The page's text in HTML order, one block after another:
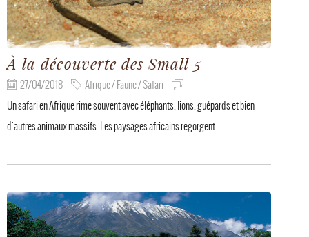
À la découverte des Small 5
27/04/2018
Afrique / Faune / Safari
Un safari en Afrique rime souvent avec éléphants, lions, guépards et bien
d'autres animaux massifs. Les paysages africains regorgent...